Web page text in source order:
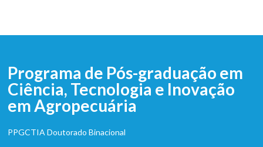
Programa de Pós-graduação em
Ciência, Tecnologia e Inovação
em Agropecuária
PPGCTIA Doutorado Binacional